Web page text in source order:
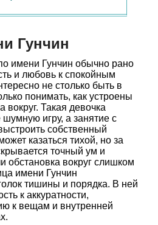
Гунчин
имени Гунчин обычно рано
и любовь к спокойным
не столько быть в
понимать, как устроены
Такая девочка
игру, а занятие с
собственный
казаться тихой, но за
точный ум и
обстановка вокруг слишком
имени Гунчин
тишины и порядка. В ней
к аккуратности,
к вещам и внутренней